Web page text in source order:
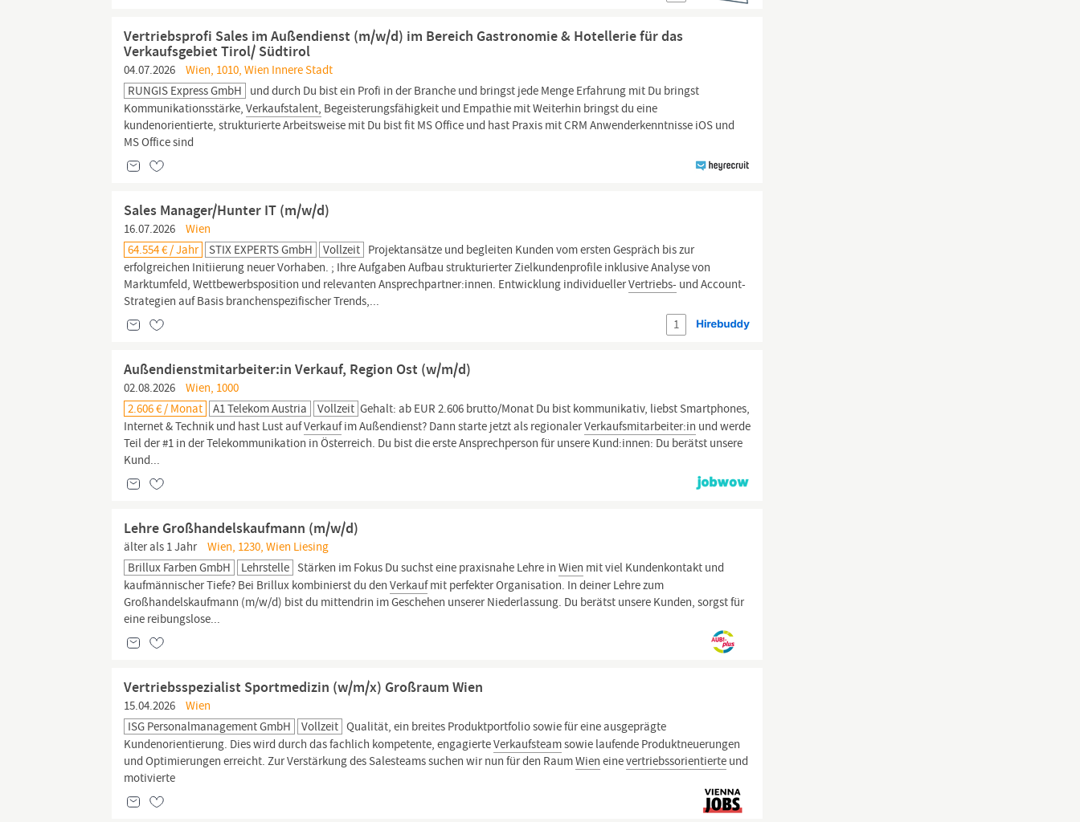
Vertriebsprofi Sales im Außendienst (m/w/d) im Bereich Gastronomie & Hotellerie für das
Verkaufsgebiet Tirol/ Südtirol
04.07.2026
Wien, 1010, Wien Innere Stadt
RUNGIS Express GmbH und durch Du bist ein Profi in der Branche und bringst jede Menge Erfahrung mit Du bringst
Kommunikationsstärke,Verkaufstalent, Begeisterungsfähigkeit und Empathie mit Weiterhin bringst du eine
kundenorientierte, strukturierte Arbeitsweise mit Du bist fit MS Office und hast Praxis mit CRM Anwenderkenntnisse iOS und
MS Office sind
Sales Manager/Hunter IT (m/w/d)
16.07.2026
Wien
64.554 € / Jahr
STIX EXPERTS GmbH Vollzeit Projektansätze und begleiten Kunden vom ersten Gespräch bis zur
erfolgreichen Initiierung neuer Vorhaben. ; Ihre Aufgaben Aufbau strukturierter Zielkundenprofile inklusive Analyse von
Marktumfeld, Wettbewerbsposition und relevanten Ansprechpartner:innen. Entwicklung individuellerVertriebs- und Account-
Strategien auf Basis branchenspezifischer Trends,...
1
Außendienstmitarbeiter:in Verkauf, Region Ost (w/m/d)
02.08.2026
Wien, 1000
2.606 € / Monat
A1 Telekom Austria Vollzeit Gehalt: ab EUR 2.606 brutto/Monat Du bist kommunikativ, liebst Smartphones,
Internet & Technik und hast Lust aufVerkaufim Außendienst? Dann starte jetzt als regionalerVerkaufsmitarbeiter:in und werde
Teil der #1 in der Telekommunikation in Österreich. Du bist die erste Ansprechperson für unsere Kund:innen: Du berätst unsere
Kund...
Lehre Großhandelskaufmann (m/w/d)
älter als 1 Jahr
Wien, 1230, Wien Liesing
Brillux Farben GmbH
Lehrstelle Stärken im Fokus Du suchst eine praxisnahe Lehre inWien mit viel Kundenkontakt und
kaufmännischer Tiefe? Bei Brillux kombinierst du denVerkaufmit perfekter Organisation. In deiner Lehre zum
Großhandelskaufmann (m/w/d) bist du mittendrin im Geschehen unserer Niederlassung. Du berätst unsere Kunden, sorgst für
eine reibungslose...
Vertriebsspezialist Sportmedizin (w/m/x) Großraum Wien
15.04.2026
Wien
ISG Personalmanagement GmbH
Vollzeit Qualität, ein breites Produktportfolio sowie für eine ausgeprägte
Kundenorientierung. Dies wird durch das fachlich kompetente, engagierteVerkaufsteamsowie laufende Produktneuerungen
und Optimierungen erreicht. Zur Verstärkung des Salesteams suchen wir nun für den RaumWien einevertriebssorientierte und
motivierte